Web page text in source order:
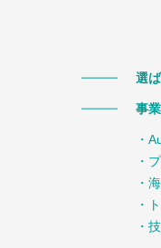
選
事
・
・
・
・
・